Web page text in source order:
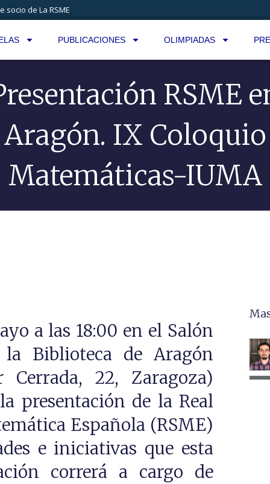
socio de La RSME
PUBLICACIONES OLIMPIADAS
RSME
Aragón. IX Coloquio
Matemáticas-IUMA
a las 18:00 en el Salón
Biblioteca de Aragón
Cerrada, 22, Zaragoza)
presentación de la Real
Española (RSME)
e iniciativas que esta
correrá a cargo de